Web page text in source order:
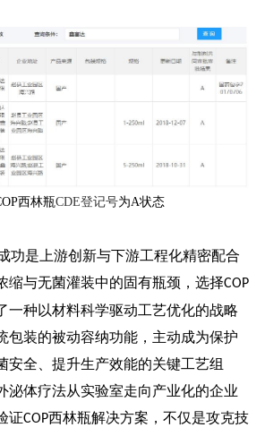
西林瓶CDE登记号为A状态
功是上游创新与下游工程化精密配合
缩与无菌灌装中的固有瓶颈，选择COP
一种以材料科学驱动工艺优化的战略
包装的被动容纳功能，主动成为保护
安全、提升生产效能的关键工艺组
泌体疗法从实验室走向产业化的企业
证COP西林瓶解决方案，不仅是攻克技